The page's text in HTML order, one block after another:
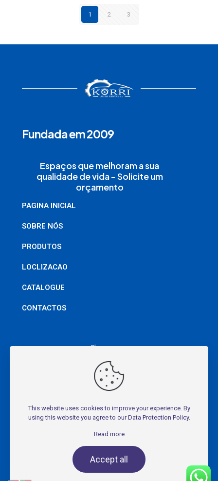
1 2 3
Fundada em 2009
Espaços que melhoram a sua
qualidade de vida - Solicite um
orçamento
PAGINA INICIAL
SOBRE NÓS
PRODUTOS
LOCLIZACAO
CATALOGUE
CONTACTOS
Phone
Mail
korriauto@korriauto.com
This website uses cookies to improve your experience. By
using this website you agree to ourData Protection Policy.
Read more
Accept all